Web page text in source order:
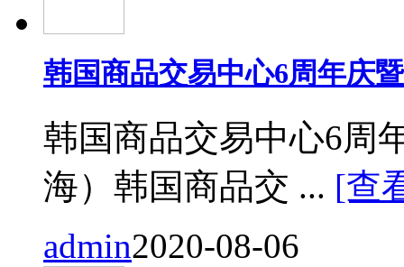
韩国商品交易中心6周年庆
韩国商品交易中心6周
海）韩国商品交 ... [查
admin2020-08-06